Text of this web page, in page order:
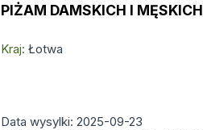
PIŻAM DAMSKICH I MĘSKICH
Kraj: Łotwa
Data wysylki: 2025-09-23